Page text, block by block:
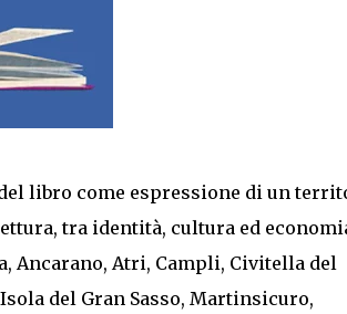
libro come espressione di un
tra identità, cultura ed
Ancarano, Atri, Campli, Civitella del
del Gran Sasso, Martinsicuro,